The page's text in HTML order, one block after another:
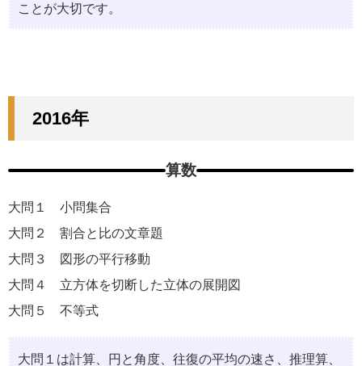
ことが大切です。
2016年
算数
大問１ ⼩問集合
大問２ 割合と⽐の⽂章題
大問３ 図形の平⾏移動
大問４ ⽴⽅体を切断した⽴体の展開図
大問５ 不等式
⼤問１は計算、円と⾓度、往復の平均の速さ、推理算、